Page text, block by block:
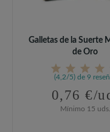
Galletas de la Suerte
de Oro
(4,2/5) de 9
0,76 €/
Mínimo 15 uds.